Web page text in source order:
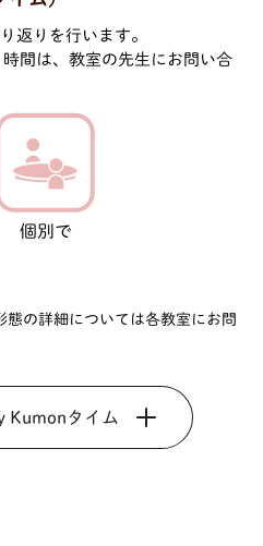
返りを行います。
間は、教室の先生にお問い合
個別で
態の詳細については各教室にお問
Kumonタイム